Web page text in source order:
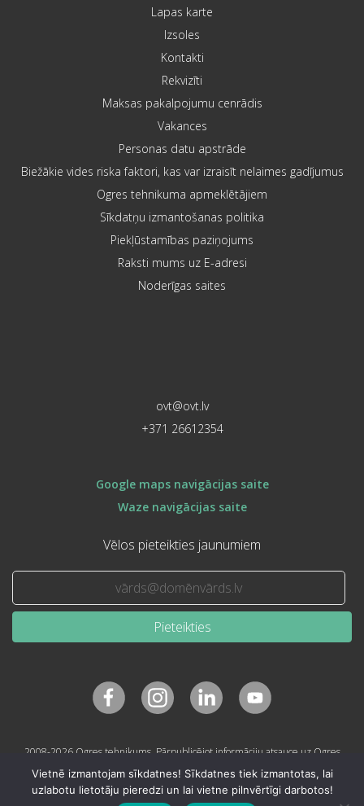
Lapas karte
Izsoles
Kontakti
Rekvizīti
Maksas pakalpojumu cenrādis
Vakances
Personas datu apstrāde
Biežākie vides riska faktori, kas var izraisīt nelaimes gadījumus
Ogres tehnikuma apmeklētājiem
Sīkdatņu izmantošanas politika
Piekļūstamības paziņojums
Raksti mums uz E-adresi
Noderīgas saites
ovt@ovt.lv
+371 26612354
Google maps navigācijas saite
Waze navigācijas saite
Vēlos pieteikties jaunumiem
Pieteikties
2008-2026 Ogres tehnikums. Pārpublicējot informāciju atsauce uz Ogres
Vietnē izmantojam sīkdatnes! Sīkdatnes tiek izmantotas, lai
uzlabotu lietotāju pieredzi un lai vietne pilnvērtīgi darbotos!